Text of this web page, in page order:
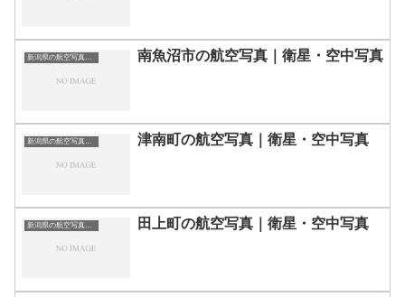
新潟県の航空写真・空中写真 南魚沼市の航空写真｜衛星・空中写真
新潟県の航空写真・空中写真 津南町の航空写真｜衛星・空中写真
新潟県の航空写真・空中写真 田上町の航空写真｜衛星・空中写真